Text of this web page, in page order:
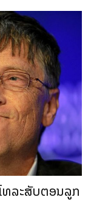
ທລະສັບຕອນລູກ